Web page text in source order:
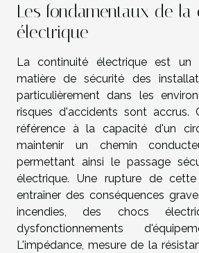
Les fondamentaux de la
électrique
La continuité électrique est
matière de sécurité des
particulièrement dans les
risques d'accidents sont accrus.
référence à la capacité d'un
maintenir un chemin
permettant ainsi le passage
électrique. Une rupture de
entraîner des conséquences
incendies, des chocs
dysfonctionnements
L'impédance, mesure de la